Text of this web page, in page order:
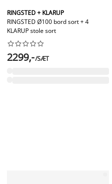
RINGSTED + KLARUP
RINGSTED Ø100 bord sort + 4
KLARUP stole sort






2299,-/SÆT